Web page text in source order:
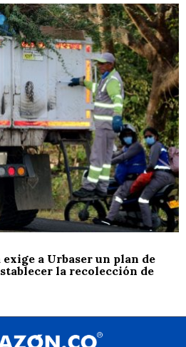
a Urbaser un plan de
la recolección de